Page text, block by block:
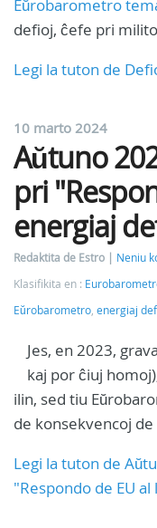
Eŭrobarometro
defioj, ĉefe pri
Legi la tuton de
10 marto 2024
Aŭtuno
pri
energiaj
Redaktita de Estro
Neniu
Klasifikita en :
Eŭrobarometro energiaj
Jes, en 2023,
kaj por ĉiuj
ilin, sed tiu
de konsekvencoj
Legi la tuton de
"Respondo de EU